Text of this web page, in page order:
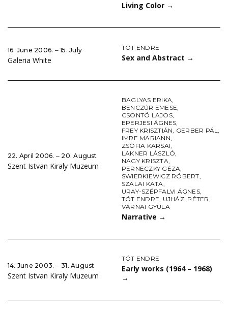
Living Color →
16. June 2006. ‒ 15. July
Galeria White
TÓT ENDRE
Sex and Abstract →
22. April 2006. ‒ 20. August
Szent Istvan Kiraly Muzeum
BAGLYAS ERIKA,
BENCZÚR EMESE,
CSONTÓ LAJOS,
EPERJESI ÁGNES,
FREY KRISZTIÁN, GERBER PÁL,
IMRE MARIANN,
ZSÓFIA KARSAI,
LAKNER LÁSZLÓ,
NAGY KRISZTA,
PERNECZKY GÉZA,
SWIERKIEWICZ RÓBERT,
SZALAI KATA,
URAY-SZÉPFALVI ÁGNES,
TÓT ENDRE, UJHÁZI PÉTER,
VÁRNAI GYULA
Narrative →
14. June 2003. ‒ 31. August
Szent Istvan Kiraly Muzeum
TÓT ENDRE
Early works (1964 – 1968)
→